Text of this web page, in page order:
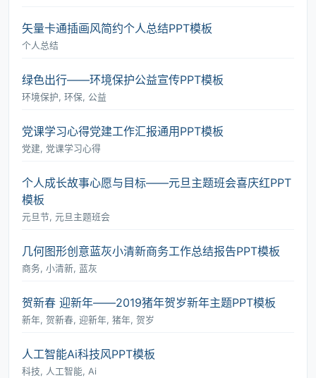
矢量卡通插画风简约个人总结PPT模板
个人总结
绿色出行――环境保护公益宣传PPT模板
环境保护, 环保, 公益
党课学习心得党建工作汇报通用PPT模板
党建, 党课学习心得
个人成长故事心愿与目标――元旦主题班会喜庆红PPT
模板
元旦节, 元旦主题班会
几何图形创意蓝灰小清新商务工作总结报告PPT模板
商务, 小清新, 蓝灰
贺新春 迎新年――2019猪年贺岁新年主题PPT模板
新年, 贺新春, 迎新年, 猪年, 贺岁
人工智能Ai科技风PPT模板
科技, 人工智能, Ai